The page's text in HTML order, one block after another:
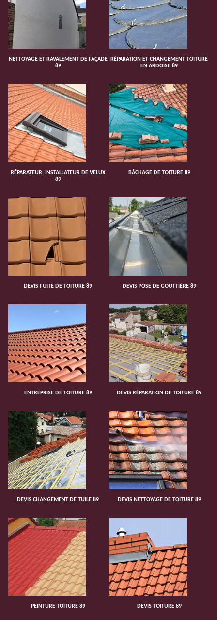
NETTOYAGE ET RAVALEMENT DE FAÇADE
89
RÉPARATION ET CHANGEMENT TOITURE
EN ARDOISE 89
RÉPARATEUR, INSTALLATEUR DE VELUX
89
BÂCHAGE DE TOITURE 89
DEVIS FUITE DE TOITURE 89 DEVIS POSE DE GOUTTIÈRE 89
ENTREPRISE DE TOITURE 89 DEVIS RÉPARATION DE TOITURE 89
DEVIS CHANGEMENT DE TUILE 89 DEVIS NETTOYAGE DE TOITURE 89
PEINTURE TOITURE 89 DEVIS TOITURE 89